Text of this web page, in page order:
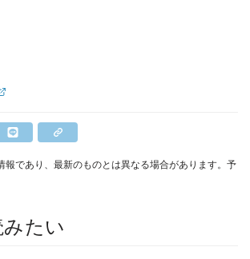
報であり、最新のものとは異なる場合があります。予
たい